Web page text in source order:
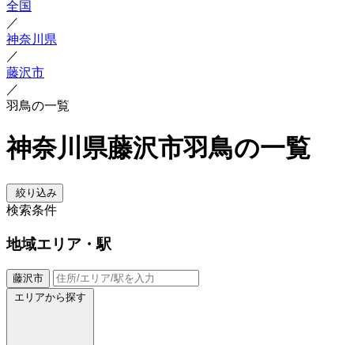
全国
／
神奈川県
／
藤沢市
／
羽鳥の一覧
神奈川県藤沢市羽鳥の一覧
絞り込み
検索条件
地域エリア・駅
藤沢市
エリアから探す